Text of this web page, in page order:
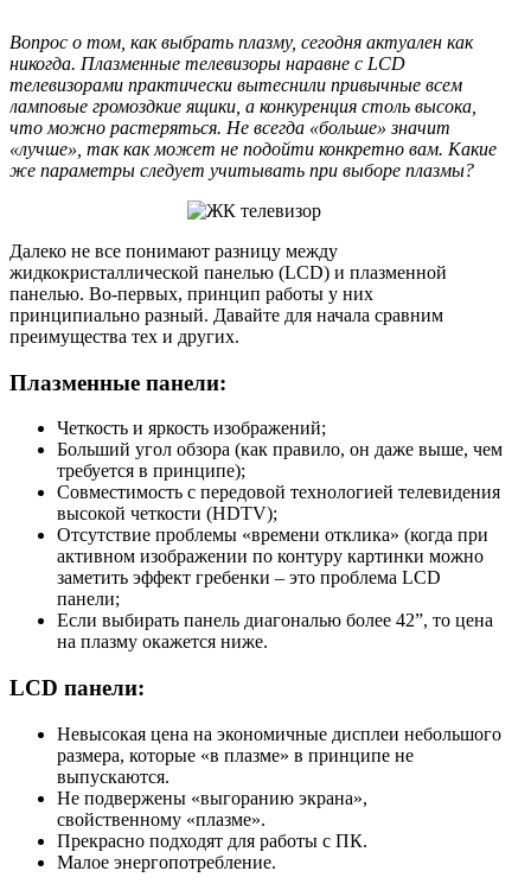
Вопрос о том, как выбрать плазму, сегодня актуален как
никогда. Плазменные телевизоры наравне с LCD
телевизорами практически вытеснили привычные всем
ламповые громоздкие ящики, а конкуренция столь высока,
что можно растеряться. Не всегда «больше» значит
«лучше», так как может не подойти конкретно вам. Какие
же параметры следует учитывать при выборе плазмы?
Далеко не все понимают разницу между
жидкокристаллической панелью (LCD) и плазменной
панелью. Во-первых, принцип работы у них
принципиально разный. Давайте для начала сравним
преимущества тех и других.
Плазменные панели:
Четкость и яркость изображений;
Больший угол обзора (как правило, он даже выше, чем
требуется в принципе);
Совместимость с передовой технологией телевидения
высокой четкости (HDTV);
Отсутствие проблемы «времени отклика» (когда при
активном изображении по контуру картинки можно
заметить эффект гребенки – это проблема LCD
панели;
Если выбирать панель диагональю более 42”, то цена
на плазму окажется ниже.
LCD панели:
Невысокая цена на экономичные дисплеи небольшого
размера, которые «в плазме» в принципе не
выпускаются.
Не подвержены «выгоранию экрана»,
свойственному «плазме».
Прекрасно подходят для работы с ПК.
Малое энергопотребление.